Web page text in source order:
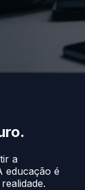
a
educação é